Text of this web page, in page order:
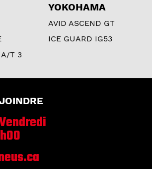
A/T 3
YOKOHAMA
AVID ASCEND GT
ICE GUARD IG53